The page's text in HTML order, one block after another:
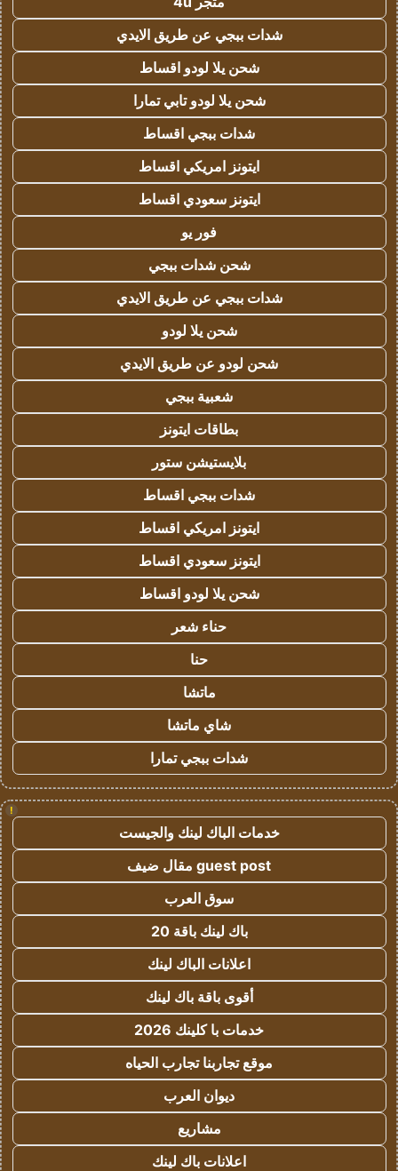
شدات ببجي عن طريق الايدي
شحن يلا لودو اقساط
شحن يلا لودو تابي تمارا
شدات ببجي اقساط
ايتونز امريكي اقساط
ايتونز سعودي اقساط
فور يو
شحن شدات ببجي
شدات ببجي عن طريق الايدي
شحن يلا لودو
شحن لودو عن طريق الايدي
شعبية ببجي
بطاقات ايتونز
بلايستيشن ستور
شدات ببجي اقساط
ايتونز امريكي اقساط
ايتونز سعودي اقساط
شحن يلا لودو اقساط
حناء شعر
حنا
ماتشا
شاي ماتشا
شدات ببجي تمارا
!
خدمات الباك لينك والجيست
guest post مقال ضيف
سوق العرب
باك لينك باقة 20
اعلانات الباك لينك
أقوى باقة باك لينك
خدمات با كلينك 2026
موقع تجاربنا تجارب الحياه
ديوان العرب
مشاريع
اعلانات باك لينك